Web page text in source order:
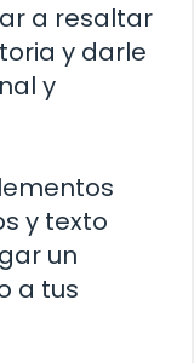
a resaltar
y darle
y
y texto
un
a tus